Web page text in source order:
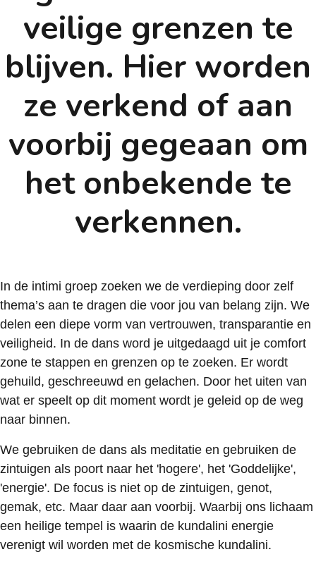
veilige grenzen te
blijven. Hier worden
ze verkend of aan
voorbij gegeaan om
het onbekende te
verkennen.
In de intimi groep zoeken we de verdieping door zelf
thema’s aan te dragen die voor jou van belang zijn. We
delen een diepe vorm van vertrouwen, transparantie en
veiligheid. In de dans word je uitgedaagd uit je comfort
zone te stappen en grenzen op te zoeken. Er wordt
gehuild, geschreeuwd en gelachen. Door het uiten van
wat er speelt op dit moment wordt je geleid op de weg
naar binnen.
We gebruiken de dans als meditatie en gebruiken de
zintuigen als poort naar het 'hogere', het 'Goddelijke',
'energie'. De focus is niet op de zintuigen, genot,
gemak, etc. Maar daar aan voorbij. Waarbij ons lichaam
een heilige tempel is waarin de kundalini energie
verenigt wil worden met de kosmische kundalini.